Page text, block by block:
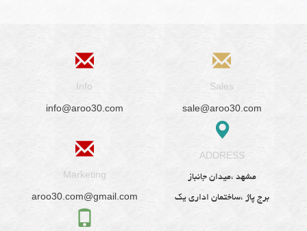
Info
info@aroo30.com
Sales
sale@aroo30.com
Marketing
aroo30.com@gmail.com
ADDRESS
مشهد ،میدان جانباز
برج پاژ ،ساختمان اداری یک